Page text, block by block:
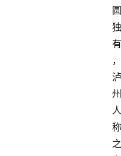
圆
独
有
，
泸
州
人
称
之